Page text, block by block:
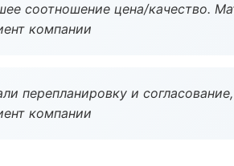
соотношение цена/качество.
компании
перепланировку и
компании